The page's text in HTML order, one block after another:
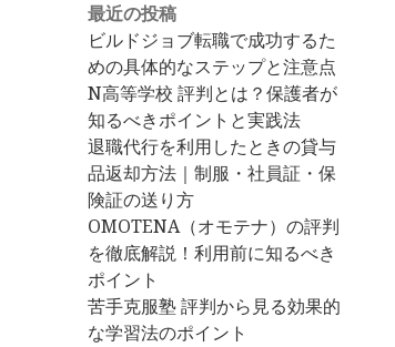
最近の投稿
ビルドジョブ転職で成功するた
めの具体的なステップと注意点
N高等学校 評判とは？保護者が
知るべきポイントと実践法
退職代行を利用したときの貸与
品返却方法｜制服・社員証・保
険証の送り方
OMOTENA（オモテナ）の評判
を徹底解説！利用前に知るべき
ポイント
苦手克服塾 評判から見る効果的
な学習法のポイント